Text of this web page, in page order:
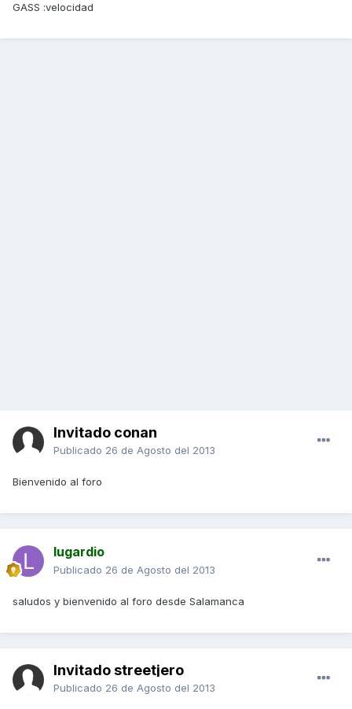
GASS :velocidad
Invitado conan
Publicado 26 de Agosto del 2013
Bienvenido al foro
lugardio
Publicado 26 de Agosto del 2013
saludos y bienvenido al foro desde Salamanca
Invitado streetjero
Publicado 26 de Agosto del 2013